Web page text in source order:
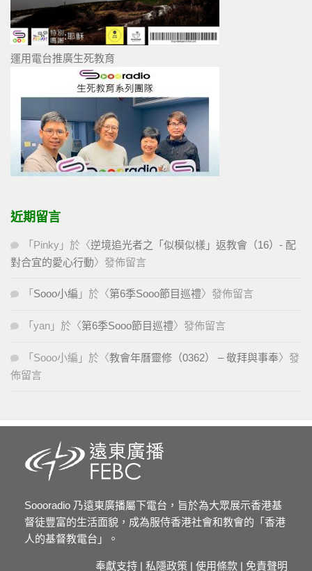
運用電台推廣生死教育
近期留言
「 Pinky 」於〈逆境追光者之「似模似樣」返教會（16）- 配
對合宜的愛心行動〉發佈留言
「 Sooo小編 」於〈第6季Sooo節目巡禮〉發佈留言
「 yan 」於〈第6季Sooo節目巡禮〉發佈留言
「 Sooo小編 」於〈教會年曆靈修（0362） – 敬拜與事奉〉發
佈留言
Soooradio 乃遠東廣播屬下電台，旨於為大眾展示香港基
督徒豐富的生活面貌，成為服侍香港社會和教會的「香港
人的基督教電台」。
奉獻支持 | 私隱政策 | 使用條款 | 免責聲明